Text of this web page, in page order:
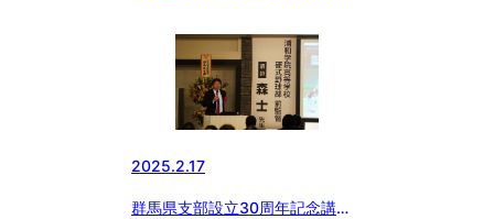
2025.2.17
群馬県支部設立30周年記念講演